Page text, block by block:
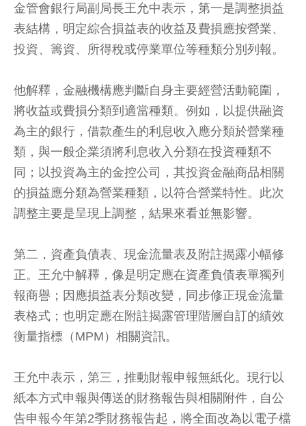
金管會銀行局副局長王允中表示，第一是調整損益
表結構，明定綜合損益表的收益及費損應按營業、
投資、籌資、所得稅或停業單位等種類分別列報。
他解釋，金融機構應判斷自身主要經營活動範圍，
將收益或費損分類到適當種類。例如，以提供融資
為主的銀行，借款產生的利息收入應分類於營業種
類，與一般企業須將利息收入分類在投資種類不
同；以投資為主的金控公司，其投資金融商品相關
的損益應分類為營業種類，以符合營業特性。此次
調整主要是呈現上調整，結果來看並無影響。
第二，資產負債表、現金流量表及附註揭露小幅修
正。王允中解釋，像是明定應在資產負債表單獨列
報商譽；因應損益表分類改變，同步修正現金流量
表格式；也明定應在附註揭露管理階層自訂的績效
衡量指標（MPM）相關資訊。
王允中表示，第三，推動財報申報無紙化。現行以
紙本方式申報與傳送的財務報告與相關附件，自公
告申報今年第2季財務報告起，將全面改為以電子檔